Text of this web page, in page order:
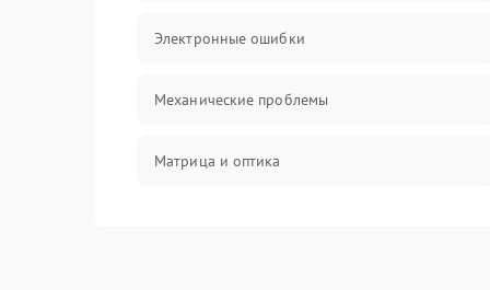
Электронные ошибки
Механические проблемы
Матрица и оптика